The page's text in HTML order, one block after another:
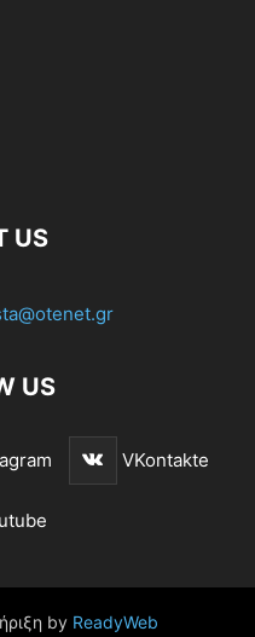
US
US
VKontakte
by ReadyWeb